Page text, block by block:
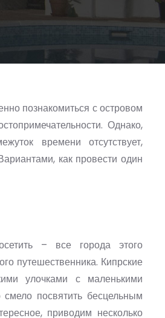
познакомиться с островом
Однако,
времени отсутствует,
как провести один
– все города этого
путешественника. Кипрские
улочками с маленькими
посвятить бесцельным
приводим несколько